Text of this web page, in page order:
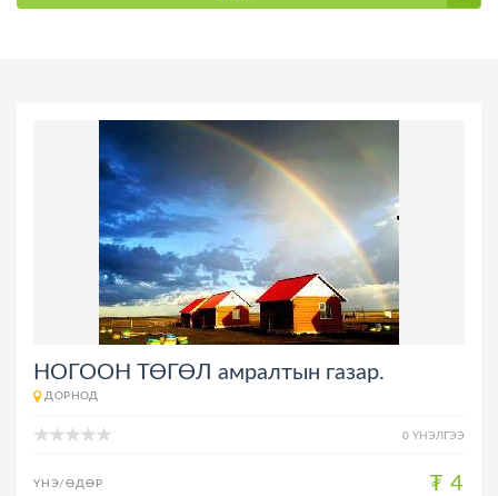
НОГООН ТӨГӨЛ амралтын газар.
ДОРНОД
0 ҮНЭЛГЭЭ
ҮНЭ/ӨДӨР ₮ 4